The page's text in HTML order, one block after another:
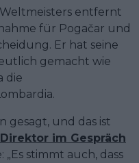
entfernt
für Pogačar und
Er hat seine
gemacht wie
die
gesagt, und das ist
im Gespräch
„Es stimmt auch, dass